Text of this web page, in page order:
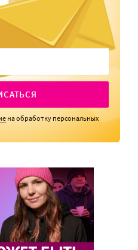
на обработку персональных